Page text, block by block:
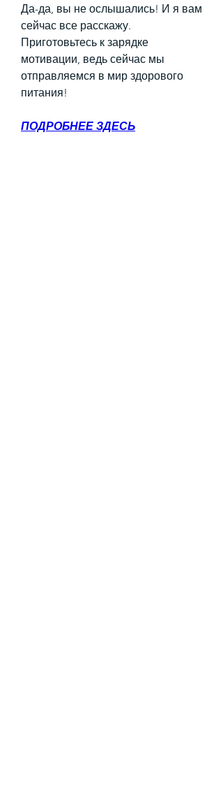
Да-да, вы не ослышались! И я вам
сейчас все расскажу.
Приготовьтесь к зарядке
мотивации, ведь сейчас мы
отправляемся в мир здорового
питания!
ПОДРОБНЕЕ ЗДЕСЬ